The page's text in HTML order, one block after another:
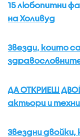
15 любопитни
на Холивуд
Звезди, които
ДА ОТКРИЕШ
актьори и
Звездни